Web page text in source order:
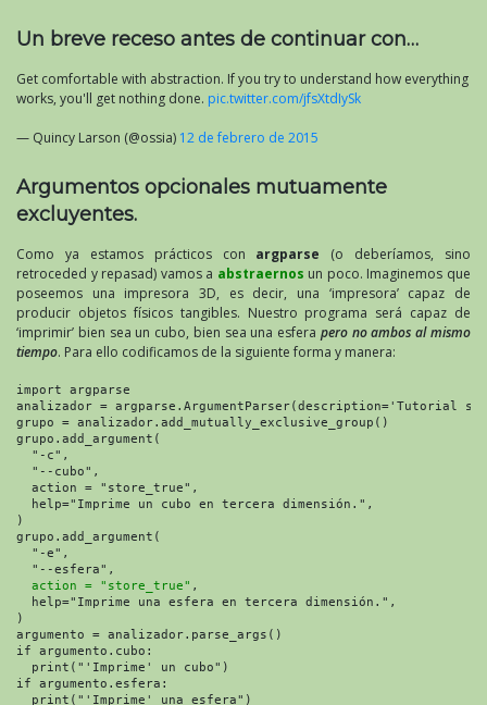
Un breve receso antes de continuar con…
Get comfortable with abstraction. If you try to understand how everything
works, you'll get nothing done. pic.twitter.com/jfsXtdIySk
— Quincy Larson (@ossia) 12 de febrero de 2015
Argumentos opcionales mutuamente
excluyentes.
Como ya estamos prácticos con argparse (o deberíamos, sino
retroceded y repasad) vamos a abstraernos un poco. Imaginemos que
poseemos una impresora 3D, es decir, una ‘impresora’ capaz de
producir objetos físicos tangibles. Nuestro programa será capaz de
‘imprimir’ bien sea un cubo, bien sea una esfera pero no ambos al mismo
tiempo. Para ello codificamos de la siguiente forma y manera:
import argparse
analizador = argparse.ArgumentParser(description='Tutorial
grupo = analizador.add_mutually_exclusive_group()
grupo.add_argument(
  "-c",
  "--cubo",
  action = "store_true",
  help="Imprime un cubo en tercera dimensión.",
)
grupo.add_argument(
  "-e",
  "--esfera",
action = "store_true" ,
  help="Imprime una esfera en tercera dimensión.",
)
argumento = analizador.parse_args()
if argumento.cubo:
  print("'Imprime' un cubo")
if argumento.esfera:
  print("'Imprime' una esfera")